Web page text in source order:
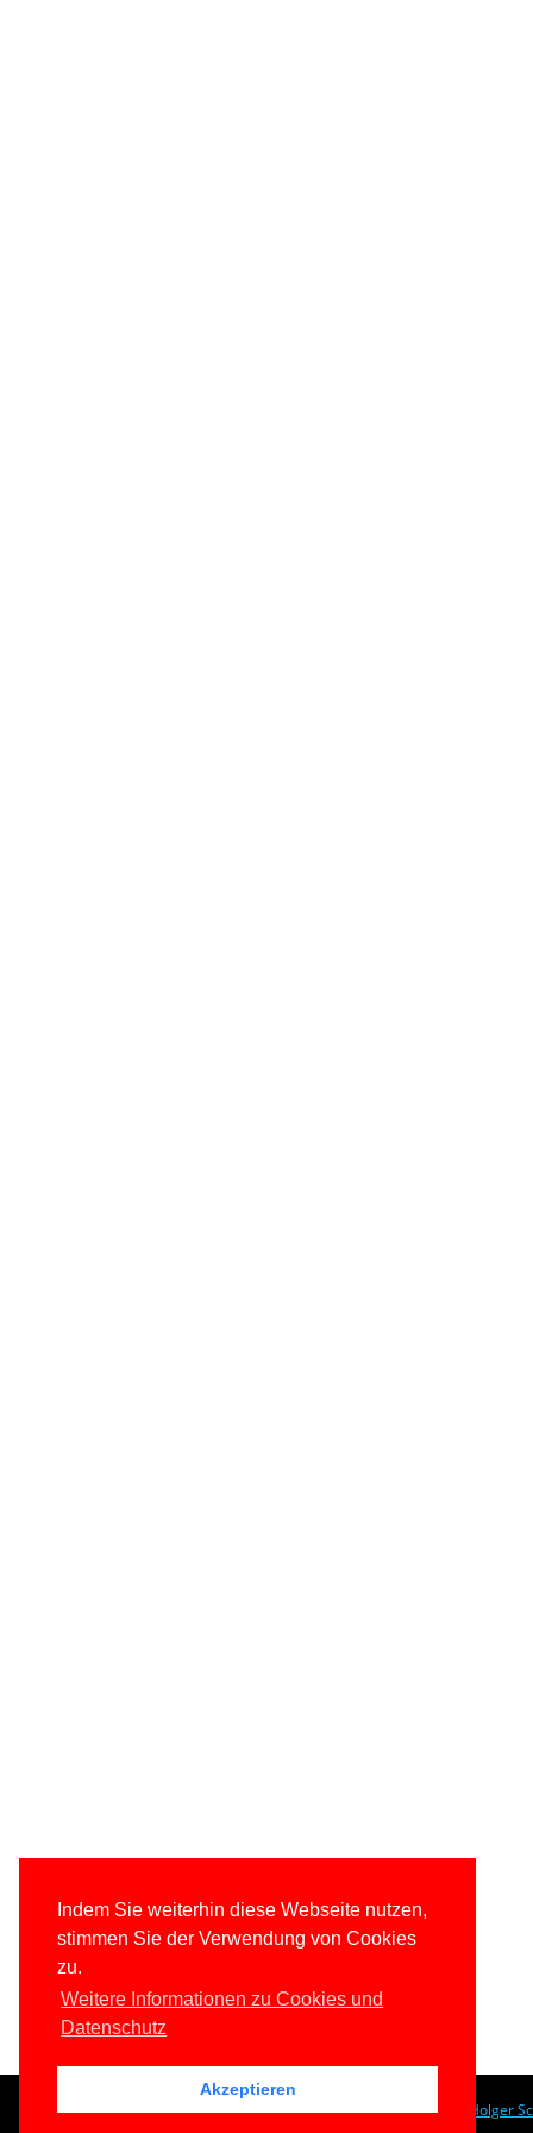
Indem Sie weiterhin diese Webseite nutzen,
stimmen Sie der Verwendung von Cookies
zu.
Weitere Informationen zu Cookies und
Datenschutz
Akzeptieren
© 1996-2026www.IT-Visions.de- Dr. Holger